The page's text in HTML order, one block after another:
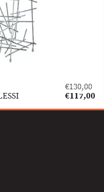
€130,00
Original
was:
€117,00
τρέχουσα